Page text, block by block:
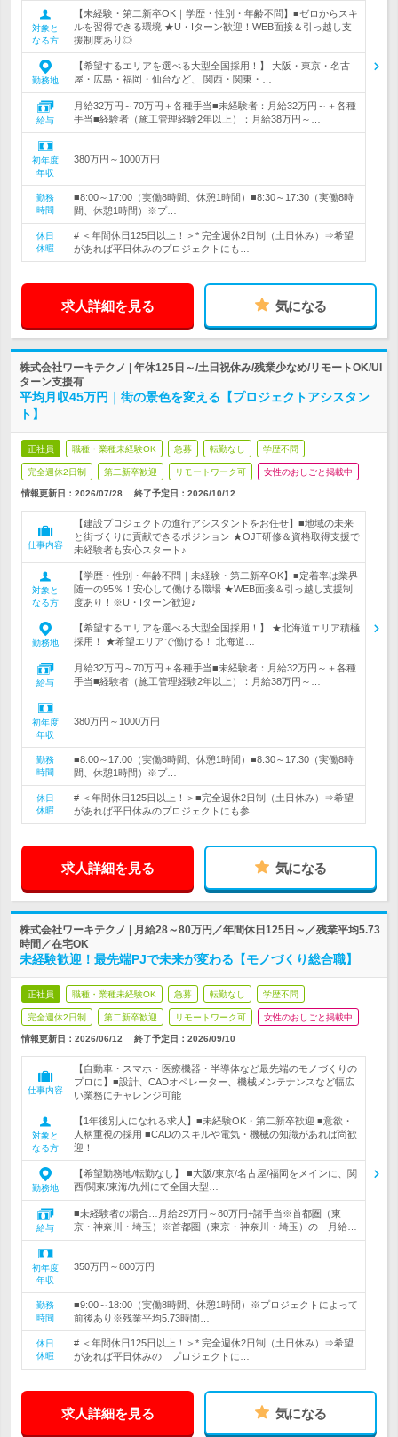
対象と
なる方
【未経験・第二新卒OK｜学歴・性別・年齢不問】■ゼロからスキ
ルを習得できる環境 ★U・Iターン歓迎！WEB面接＆引っ越し支
援制度あり◎
勤務地
【希望するエリアを選べる大型全国採用！】 大阪・東京・名古
屋・広島・福岡・仙台など、 関西・関東・…
給与
月給32万円～70万円＋各種手当■未経験者：月給32万円～＋各種
手当■経験者（施工管理経験2年以上）：月給38万円～…
初年度
年収
380万円～1000万円
勤務
時間
■8:00～17:00（実働8時間、休憩1時間）■8:30～17:30（実働8時
間、休憩1時間）※プ…
休日
休暇
# ＜年間休日125日以上！＞* 完全週休2日制（土日休み）⇒希望
があれば平日休みのプロジェクトにも…
求人詳細を見る 気になる
株式会社ワーキテクノ | 年休125日～/土日祝休み/残業少なめ/リモートOK/UI
ターン支援有
平均月収45万円｜街の景色を変える【プロジェクトアシスタン
ト】
正社員 職種・業種未経験OK 急募 転勤なし 学歴不問
完全週休2日制 第二新卒歓迎 リモートワーク可 女性のおしごと掲載中
情報更新日：2026/07/28 終了予定日： 2026/10/12
仕事内容
【建設プロジェクトの進行アシスタントをお任せ】■地域の未来
と街づくりに貢献できるポジション ★OJT研修＆資格取得支援で
未経験者も安心スタート♪
対象と
なる方
【学歴・性別・年齢不問｜未経験・第二新卒OK】■定着率は業界
随一の95％！安心して働ける職場 ★WEB面接＆引っ越し支援制
度あり！※U・Iターン歓迎♪
勤務地
【希望するエリアを選べる大型全国採用！】 ★北海道エリア積極
採用！ ★希望エリアで働ける！ 北海道…
給与
月給32万円～70万円＋各種手当■未経験者：月給32万円～＋各種
手当■経験者（施工管理経験2年以上）：月給38万円～…
初年度
年収
380万円～1000万円
勤務
時間
■8:00～17:00（実働8時間、休憩1時間）■8:30～17:30（実働8時
間、休憩1時間）※プ…
休日
休暇
# ＜年間休日125日以上！＞■完全週休2日制（土日休み）⇒希望
があれば平日休みのプロジェクトにも参…
求人詳細を見る 気になる
株式会社ワーキテクノ | 月給28～80万円／年間休日125日～／残業平均5.73
時間／在宅OK
未経験歓迎！最先端PJで未来が変わる【モノづくり総合職】
正社員 職種・業種未経験OK 急募 転勤なし 学歴不問
完全週休2日制 第二新卒歓迎 リモートワーク可 女性のおしごと掲載中
情報更新日：2026/06/12 終了予定日： 2026/09/10
仕事内容
【自動車・スマホ・医療機器・半導体など最先端のモノづくりの
プロに】■設計、CADオペレーター、機械メンテナンスなど幅広
い業務にチャレンジ可能
対象と
なる方
【1年後別人になれる求人】■未経験OK・第二新卒歓迎 ■意欲・
人柄重視の採用 ■CADのスキルや電気・機械の知識があれば尚歓
迎！
勤務地
【希望勤務地/転勤なし】 ■大阪/東京/名古屋/福岡をメインに、関
西/関東/東海/九州にて全国大型…
給与
■未経験者の場合…月給29万円～80万円+諸手当※首都圏（東
京・神奈川・埼玉）※首都圏（東京・神奈川・埼玉）の 月給…
初年度
年収
350万円～800万円
勤務
時間
■9:00～18:00（実働8時間、休憩1時間）※プロジェクトによって
前後あり※残業平均5.73時間…
休日
休暇
# ＜年間休日125日以上！＞* 完全週休2日制（土日休み）⇒希望
があれば平日休みの プロジェクトに…
求人詳細を見る 気になる